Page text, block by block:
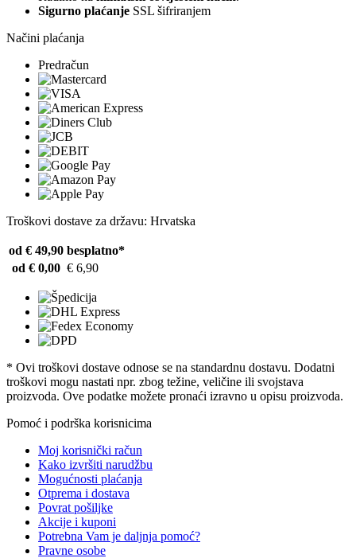
Sigurno plaćanje SSL šifriranjem
Načini plaćanja
Predračun
Troškovi dostave za državu: Hrvatska
od € 49,90 besplatno*
od € 0,00 € 6,90
* Ovi troškovi dostave odnose se na standardnu ​​dostavu. Dodatni
troškovi mogu nastati npr. zbog težine, veličine ili svojstava
proizvoda. Ove podatke možete pronaći izravno u opisu proizvoda.
Pomoć i podrška korisnicima
Moj korisnički račun
Kako izvršiti narudžbu
Mogućnosti plaćanja
Otprema i dostava
Povrat pošiljke
Akcije i kuponi
Potrebna Vam je daljnja pomoć?
Pravne osobe